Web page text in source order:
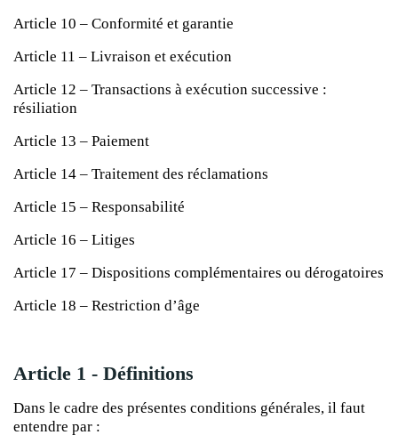
Article 10 – Conformité et garantie
Article 11 – Livraison et exécution
Article 12 – Transactions à exécution successive :
résiliation
Article 13 – Paiement
Article 14 – Traitement des réclamations
Article 15 – Responsabilité
Article 16 – Litiges
Article 17 – Dispositions complémentaires ou dérogatoires
Article 18 – Restriction d’âge
Article 1 - Définitions
Dans le cadre des présentes conditions générales, il faut
entendre par :